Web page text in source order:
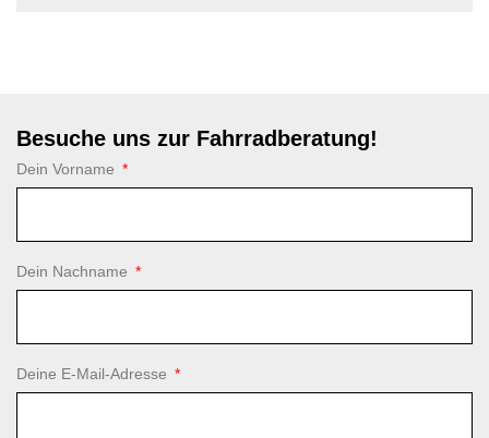
Besuche uns zur Fahrradberatung!
Dein Vorname
Dein Nachname
Deine E-Mail-Adresse